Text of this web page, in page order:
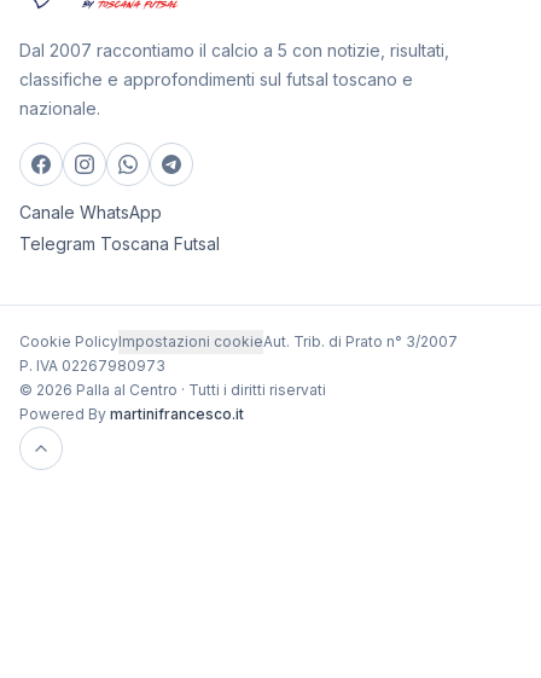
Dal 2007 raccontiamo il calcio a 5 con notizie, risultati,
classifiche e approfondimenti sul futsal toscano e
nazionale.
Canale WhatsApp
Telegram Toscana Futsal
Cookie PolicyImpostazioni cookieAut. Trib. di Prato n° 3/2007
P. IVA 02267980973
© 2026 Palla al Centro · Tutti i diritti riservati
Powered By martinifrancesco.it